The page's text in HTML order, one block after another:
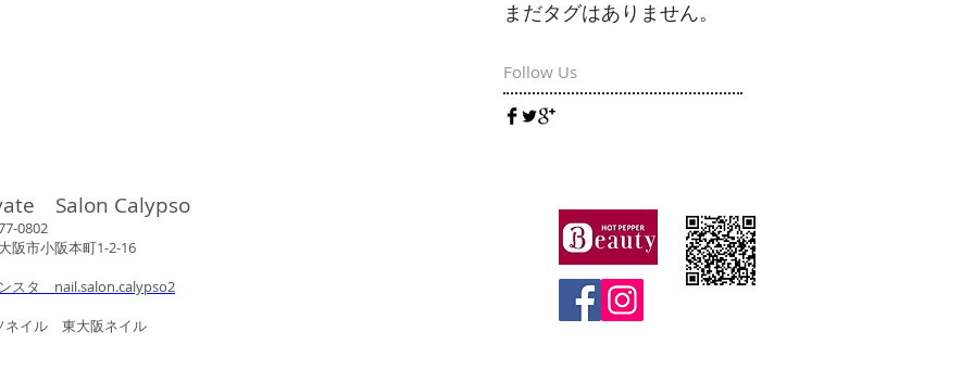
まだタグはありません。
Follow Us
Salon Calypso
市小阪本町1-2-16
タ nail.salon.calypso2
東大阪ネイル